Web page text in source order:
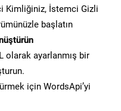
Kimliğiniz, İstemci Gizli
başlatın
olarak ayarlanmış bir
için WordsApi’yi